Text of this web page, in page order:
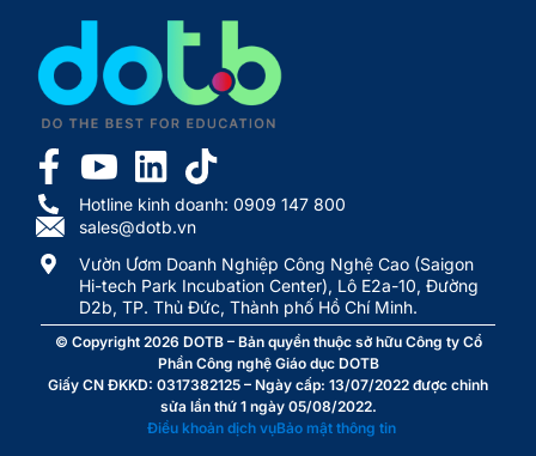
Hotline kinh doanh: 0909 147 800
sales@dotb.vn
Vườn Ươm Doanh Nghiệp Công Nghệ Cao (Saigon
Hi-tech Park Incubation Center), Lô E2a-10, Đường
D2b, TP. Thủ Đức, Thành phố Hồ Chí Minh.
© Copyright 2026 DOTB– Bản quyền thuộc sở hữu Công ty Cổ
Phần Công nghệ Giáo dục DOTB
Giấy CN ĐKKD: 0317382125 – Ngày cấp: 13/07/2022 được chỉnh
sửa lần thứ 1 ngày 05/08/2022.
Điều khoản dịch vụBảo mật thông tin